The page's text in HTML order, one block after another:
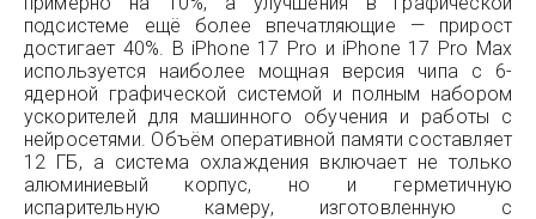
подсистеме ещё более впечатляющие — прирост
достигает 40%. В iPhone 17 Pro и iPhone 17 Pro Max
используется наиболее мощная версия чипа с 6-
ядерной графической системой и полным набором
ускорителей для машинного обучения и работы с
нейросетями. Объём оперативной памяти составляет
12 ГБ, а система охлаждения включает не только
алюминиевый корпус, но и герметичную
испарительную камеру, изготовленную с